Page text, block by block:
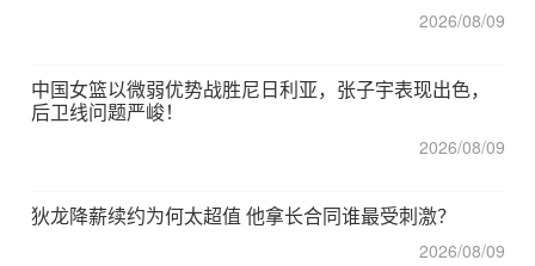
2026/08/09
中国女篮以微弱优势战胜尼日利亚，张子宇表现出色，
后卫线问题严峻！
2026/08/09
狄龙降薪续约为何太超值 他拿长合同谁最受刺激？
2026/08/09